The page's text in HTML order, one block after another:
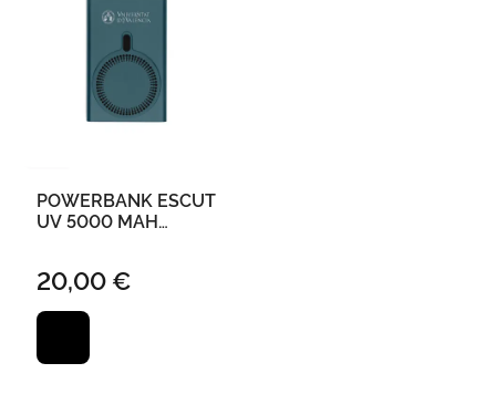
POWERBANK ESCUT
UV 5000 MAH
20,00 €